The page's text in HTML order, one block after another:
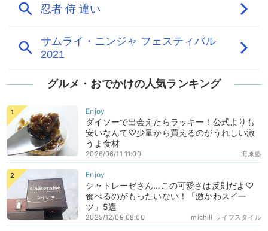
グルメ・おでかけの人気ランキング
ダイソーで出会えたらラッキー！公式よりも
安いなんて♡少量から買えるのがうれしい激
うま食材
海原藍
2026/06/11 11:00
シャトレーゼさん…この可愛さは反則だよ♡
食べるのがもったいない！「激かわスイー
ツ」5選
michill ライフスタイル
2025/12/09 08:00